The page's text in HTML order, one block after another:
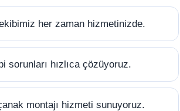
her zaman hizmetinizde.
sorunları hızlıca çözüyoruz.
montajı hizmeti sunuyoruz.